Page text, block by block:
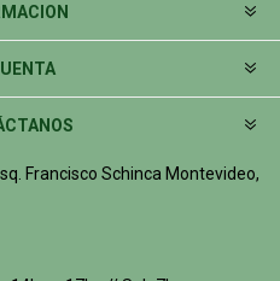
Francisco Schinca Montevideo,